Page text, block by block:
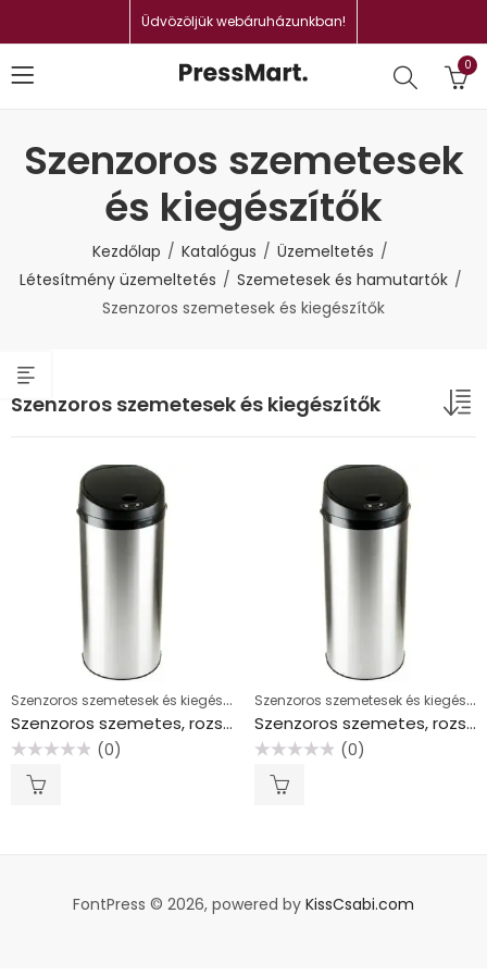
Üdvözöljük webáruházunkban!
0
Szenzoros szemetesek
és kiegészítők
Kezdőlap Katalógus
Üzemeltetés
Létesítmény üzemeltetés
Szemetesek és hamutartók
Szenzoros szemetesek és kiegészítők
Szenzoros szemetesek és kiegészítők
Szenzoros szemetesek és kiegészítők
Szenzoros szemetes, rozsdamentes acél, kör alakú, 30 l, ezüst-fekete
(0)
Szenzoros szemetesek és kiegészítők
Szenzoros szemetes, rozsdamentes acél, kör alakú, 50 l, ezüst-fekete
(0)
FontPress © 2026, powered by KissCsabi.com